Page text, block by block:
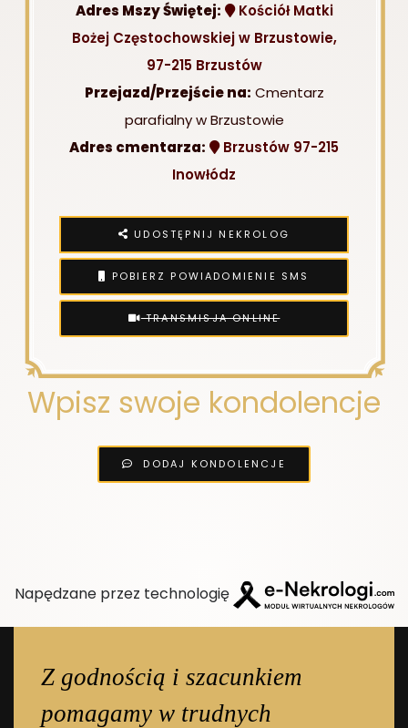
Adres Mszy Świętej:
Kościół Matki
Bożej Częstochowskiej w Brzustowie,
97-215 Brzustów
Przejazd/Przejście na: Cmentarz
parafialny w Brzustowie
Adres cmentarza:
Brzustów 97-215
Inowłódz
UDOSTĘPNIJ NEKROLOG
POBIERZ POWIADOMIENIE SMS
TRANSMISJA ONLINE
Wpisz swoje kondolencje
DODAJ KONDOLENCJE
Napędzane przez technologię
Z godnością i szacunkiem
pomagamy w trudnych